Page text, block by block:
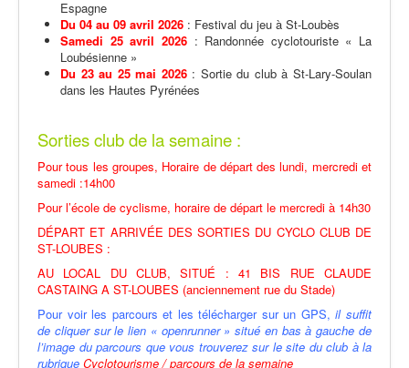
Espagne
Du 04 au 09 avril 2026 : Festival du jeu à St-Loubès
Samedi 25 avril 2026: Randonnée cyclotouriste « La
Loubésienne »
Du 23 au 25 mai 2026: Sortie du club à St-Lary-Soulan
dans les Hautes Pyrénées
Sorties club de la semaine :
Pour tous les groupes, Horaire de départ des lundi, mercredi et
samedi :14h00
Pour l’école de cyclisme, horaire de départ le mercredi à 14h30
DÉPART ET ARRIVÉE DES SORTIES DU CYCLO CLUB DE
ST-LOUBES :
AU LOCAL DU CLUB, SITUÉ : 41 BIS RUE CLAUDE
CASTAING A ST-LOUBES (anciennement rue du Stade)
Pour voir les parcours et les télécharger sur un GPS,il suffit
de cliquer sur le lien « openrunner » situé en bas à gauche de
l’image du parcours que vous trouverez sur le site du club à la
rubrique Cyclotourisme / parcours de la semaine